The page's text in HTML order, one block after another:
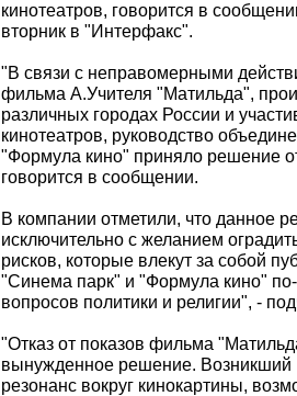
кинотеатров, говорится в
вторник в "Интерфакс".
"В связи с неправомерными
фильма А.Учителя "Матильда",
различных городах России и
кинотеатров, руководство
"Формула кино" приняло решение
говорится в сообщении.
В компании отметили, что данное
исключительно с желанием
рисков, которые влекут за собой
"Синема парк" и "Формула кино"
вопросов политики и религии", -
"Отказ от показов фильма
вынужденное решение. Возникший
резонанс вокруг кинокартины,